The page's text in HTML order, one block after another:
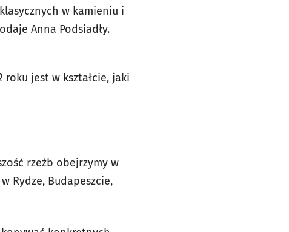
w kamieniu i
Anna Podsiadły.
roku jest w kształcie, jaki
rzeźb obejrzymy w
Rydze, Budapeszcie,